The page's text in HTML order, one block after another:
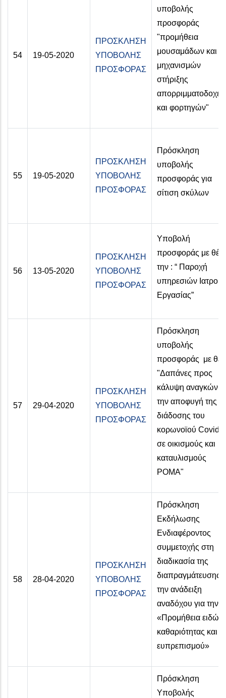
54 19-05-2020
ΠΡΟΣΚΛΗΣΗ
ΥΠΟΒΟΛΗΣ
ΠΡΟΣΦΟΡΑΣ
υποβολής
προσφοράς
"προμήθεια
μουσαμάδων και
μηχανισμών
στήριξης
και φορτηγών"
55 19-05-2020
ΠΡΟΣΚΛΗΣΗ
ΥΠΟΒΟΛΗΣ
ΠΡΟΣΦΟΡΑΣ
Πρόσκληση
υποβολής
προσφοράς για
σίτιση σκύλων
56 13-05-2020
ΠΡΟΣΚΛΗΣΗ
ΥΠΟΒΟΛΗΣ
ΠΡΟΣΦΟΡΑΣ
Υποβολή
προσφοράς με
την : “ Παροχή
υπηρεσιών Ιατρού
Εργασίας”
57 29-04-2020
ΠΡΟΣΚΛΗΣΗ
ΥΠΟΒΟΛΗΣ
ΠΡΟΣΦΟΡΑΣ
Πρόσκληση
υποβολής
προσφοράς με
"Δαπάνες προς
κάλυψη αναγκών
την αποφυγή της
διάδοσης του
κορωνοϊού Covid-
σε οικισμούς και
καταυλισμούς
ΡΟΜΑ"
58 28-04-2020
ΠΡΟΣΚΛΗΣΗ
ΥΠΟΒΟΛΗΣ
ΠΡΟΣΦΟΡΑΣ
Πρόσκληση
Εκδήλωσης
Ενδιαφέροντος
συμμετοχής στη
διαδικασία της
διαπραγμάτευσης
την ανάδειξη
αναδόχου για την
«Προμήθεια ειδών
καθαριότητας και
ευπρεπισμού»
Πρόσκληση
Υποβολής